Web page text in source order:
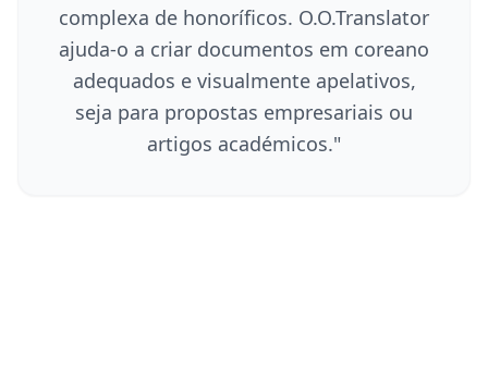
complexa de honoríficos. O.O.Translator
ajuda-o a criar documentos em coreano
adequados e visualmente apelativos,
seja para propostas empresariais ou
artigos académicos."